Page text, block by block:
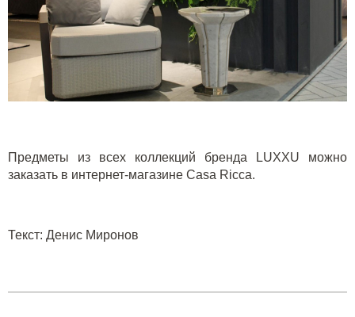
Предметы из всех коллекций бренда LUXXU можно
заказать в интернет-магазине Casa Ricca.
Текст: Денис Миронов